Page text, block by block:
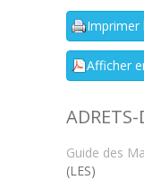
ADRETS-
Guide des
(LES)